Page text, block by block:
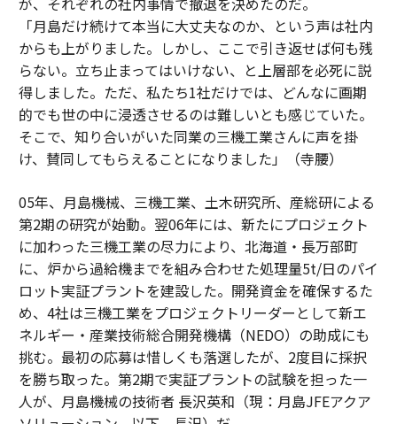
「月島だけ続けて本当に大丈夫なのか、という声は社内
からも上がりました。しかし、ここで引き返せば何も残
らない。立ち止まってはいけない、と上層部を必死に説
得しました。ただ、私たち1社だけでは、どんなに画期
的でも世の中に浸透させるのは難しいとも感じていた。
そこで、知り合いがいた同業の三機工業さんに声を掛
け、賛同してもらえることになりました」（寺腰）
05年、月島機械、三機工業、土木研究所、産総研による
第2期の研究が始動。翌06年には、新たにプロジェクト
に加わった三機工業の尽力により、北海道・長万部町
に、炉から過給機までを組み合わせた処理量5t/日のパイ
ロット実証プラントを建設した。開発資金を確保するた
め、4社は三機工業をプロジェクトリーダーとして新エ
ネルギー・産業技術総合開発機構（NEDO）の助成にも
挑む。最初の応募は惜しくも落選したが、2度目に採択
を勝ち取った。第2期で実証プラントの試験を担った一
人が、月島機械の技術者 長沢英和（現：月島JFEアクア